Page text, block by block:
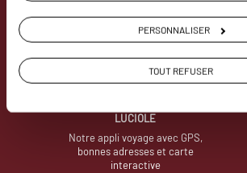
PERSONNALISER
TOUT REFUSER
LUCIOLE
Notre appli voyage avec GPS,
bonnes adresses et carte
interactive